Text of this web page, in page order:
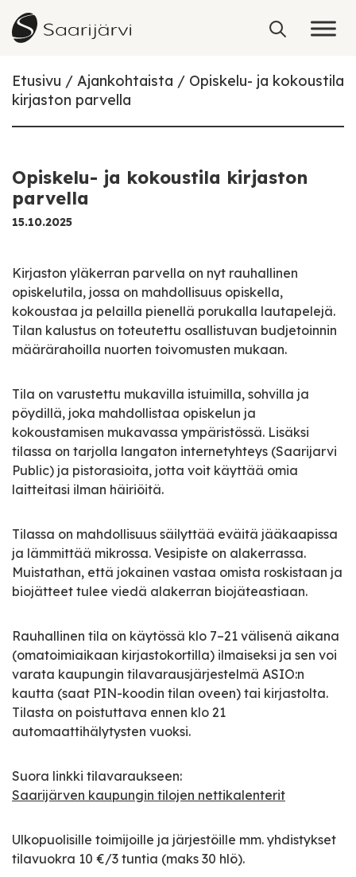
Skip to content
Etusivu Ajankohtaista
Opiskelu- ja kokoustila
kirjaston parvella
Opiskelu- ja kokoustila kirjaston
parvella
15.10.2025
Kirjaston yläkerran parvella on nyt rauhallinen
opiskelutila, jossa on mahdollisuus opiskella,
kokoustaa ja pelailla pienellä porukalla lautapelejä.
Tilan kalustus on toteutettu osallistuvan budjetoinnin
määrärahoilla nuorten toivomusten mukaan.
Tila on varustettu mukavilla istuimilla, sohvilla ja
pöydillä, joka mahdollistaa opiskelun ja
kokoustamisen mukavassa ympäristössä. Lisäksi
tilassa on tarjolla langaton internetyhteys (Saarijarvi
Public) ja pistorasioita, jotta voit käyttää omia
laitteitasi ilman häiriöitä.
Tilassa on mahdollisuus säilyttää eväitä jääkaapissa
ja lämmittää mikrossa. Vesipiste on alakerrassa.
Muistathan, että jokainen vastaa omista roskistaan ja
biojätteet tulee viedä alakerran biojäteastiaan.
Rauhallinen tila on käytössä klo 7–21 välisenä aikana
(omatoimiaikaan kirjastokortilla) ilmaiseksi ja sen voi
varata kaupungin tilavarausjärjestelmä ASIO:n
kautta (saat PIN-koodin tilan oveen) tai kirjastolta.
Tilasta on poistuttava ennen klo 21
automaattihälytysten vuoksi.
Suora linkki tilavaraukseen:
Saarijärven kaupungin tilojen nettikalenterit
Ulkopuolisille toimijoille ja järjestöille mm. yhdistykset
tilavuokra 10 €/3 tuntia (maks 30 hlö).